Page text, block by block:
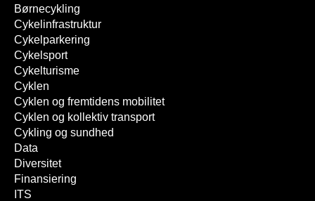
Børnecykling
Cykelinfrastruktur
Cykelparkering
Cykelsport
Cykelturisme
Cyklen
Cyklen og fremtidens mobilitet
Cyklen og kollektiv transport
Cykling og sundhed
Data
Diversitet
Finansiering
ITS